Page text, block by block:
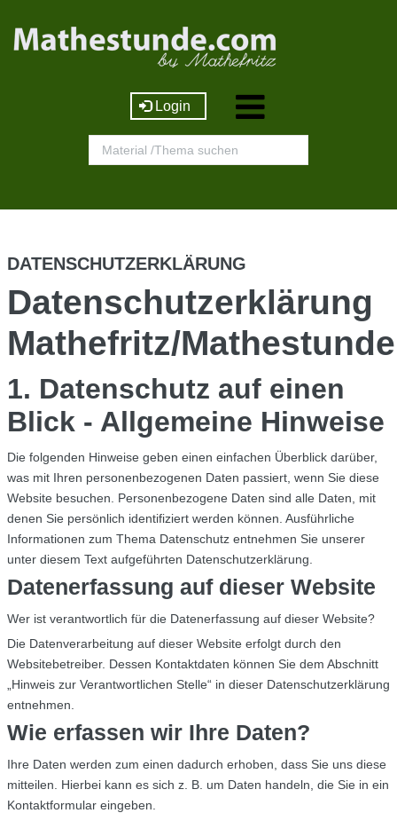
Login
DATENSCHUTZERKLÄRUNG
Datenschutzerklärung
Mathefritz/
1. Datenschutz auf einen
Blick - Allgemeine Hinweise
Die folgenden Hinweise geben einen einfachen Überblick darüber,
was mit Ihren personenbezogenen Daten passiert, wenn Sie diese
Website besuchen. Personenbezogene Daten sind alle Daten, mit
denen Sie persönlich identifiziert werden können. Ausführliche
Informationen zum Thema Datenschutz entnehmen Sie unserer
unter diesem Text aufgeführten Datenschutzerklärung.
Datenerfassung auf dieser Website
Wer ist verantwortlich für die Datenerfassung auf dieser Website?
Die Datenverarbeitung auf dieser Website erfolgt durch den
Websitebetreiber. Dessen Kontaktdaten können Sie dem Abschnitt
„Hinweis zur Verantwortlichen Stelle“ in dieser Datenschutzerklärung
entnehmen.
Wie erfassen wir Ihre Daten?
Ihre Daten werden zum einen dadurch erhoben, dass Sie uns diese
mitteilen. Hierbei kann es sich z. B. um Daten handeln, die Sie in ein
Kontaktformular eingeben.